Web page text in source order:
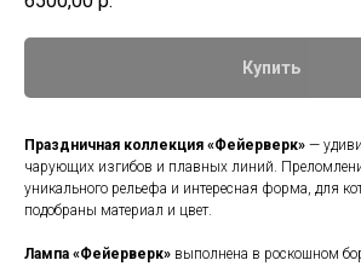
Купить
Праздничная коллекция «Фейерверк» —
чарующих изгибов и плавных линий.
уникального рельефа и интересная форма, для
подобраны материал и цвет.
Лампа «Фейерверк» выполнена в роскошном